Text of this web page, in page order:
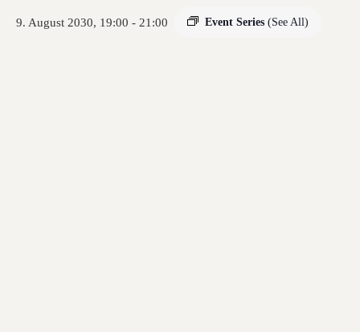
9. August 2030, 19:00 - 21:00 Event Series (See All)